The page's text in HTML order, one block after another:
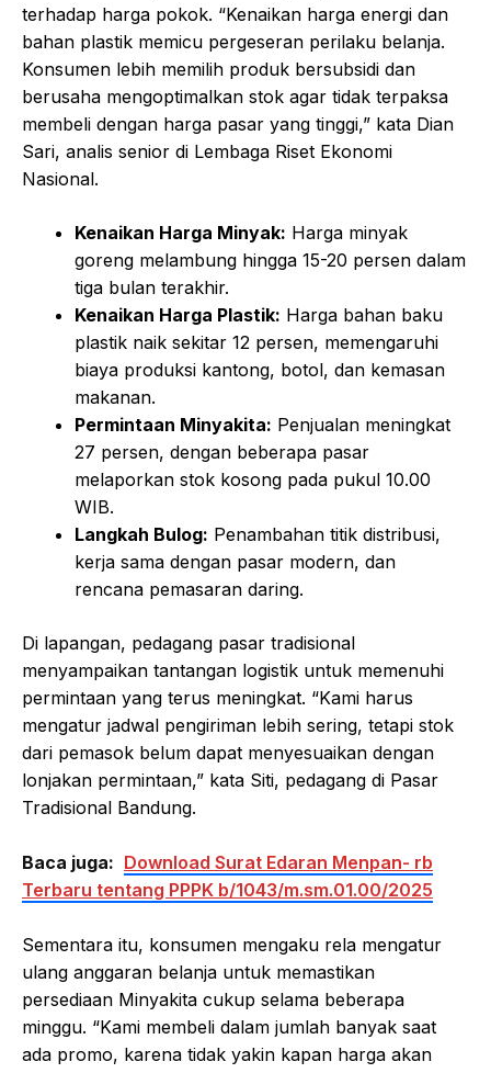
terhadap harga pokok. “Kenaikan harga energi dan
bahan plastik memicu pergeseran perilaku belanja.
Konsumen lebih memilih produk bersubsidi dan
berusaha mengoptimalkan stok agar tidak terpaksa
membeli dengan harga pasar yang tinggi,” kata Dian
Sari, analis senior di Lembaga Riset Ekonomi
Nasional.
Kenaikan Harga Minyak: Harga minyak
goreng melambung hingga 15-20 persen dalam
tiga bulan terakhir.
Kenaikan Harga Plastik: Harga bahan baku
plastik naik sekitar 12 persen, memengaruhi
biaya produksi kantong, botol, dan kemasan
makanan.
Permintaan Minyakita: Penjualan meningkat
27 persen, dengan beberapa pasar
melaporkan stok kosong pada pukul 10.00
WIB.
Langkah Bulog: Penambahan titik distribusi,
kerja sama dengan pasar modern, dan
rencana pemasaran daring.
Di lapangan, pedagang pasar tradisional
menyampaikan tantangan logistik untuk memenuhi
permintaan yang terus meningkat. “Kami harus
mengatur jadwal pengiriman lebih sering, tetapi stok
dari pemasok belum dapat menyesuaikan dengan
lonjakan permintaan,” kata Siti, pedagang di Pasar
Tradisional Bandung.
Baca juga: Download Surat Edaran Menpan- rb
Terbaru tentang PPPK b/1043/m.sm.01.00/2025
Sementara itu, konsumen mengaku rela mengatur
ulang anggaran belanja untuk memastikan
persediaan Minyakita cukup selama beberapa
minggu. “Kami membeli dalam jumlah banyak saat
ada promo, karena tidak yakin kapan harga akan